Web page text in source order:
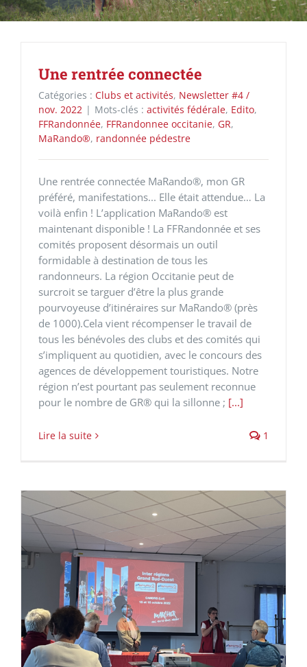
Une rentrée connectée
Catégories : Clubs et activités, Newsletter #4 /
nov. 2022 | Mots-clés : activités fédérale, Edito,
FFRandonnée, FFRandonnee occitanie, GR,
MaRando®, randonnée pédestre
Une rentrée connectée MaRando®, mon GR
préféré, manifestations... Elle était attendue… La
voilà enfin ! L’application MaRando® est
maintenant disponible ! La FFRandonnée et ses
comités proposent désormais un outil
formidable à destination de tous les
randonneurs. La région Occitanie peut de
surcroit se targuer d’être la plus grande
pourvoyeuse d’itinéraires sur MaRando® (près
de 1000).Cela vient récompenser le travail de
tous les bénévoles des clubs et des comités qui
s’impliquent au quotidien, avec le concours des
agences de développement touristiques. Notre
région n’est pourtant pas seulement reconnue
pour le nombre de GR® qui la sillonne ; [...]
Lire la suite 1